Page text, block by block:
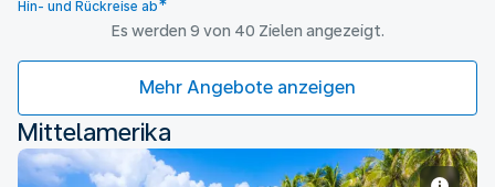
Hin- und Rückreise ab*
Es werden 9 von 40 Zielen angezeigt.
Mehr Angebote anzeigen
Mittelamerika